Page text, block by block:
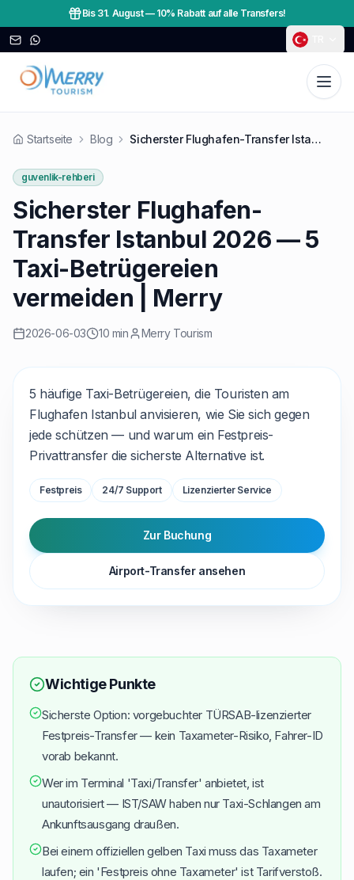
Bis 31. August— 10% Rabatt auf alle Transfers!
Startseite Blog Sicherster Flughafen-Transfer Istanbul 2026 — 5 Taxi-Betrügereien vermeiden | Merry
guvenlik-rehberi
Sicherster Flughafen-
Transfer Istanbul 2026 — 5
Taxi-Betrügereien
vermeiden | Merry
2026-06-03 10 min Merry Tourism
5 häufige Taxi-Betrügereien, die Touristen am
Flughafen Istanbul anvisieren, wie Sie sich gegen
jede schützen — und warum ein Festpreis-
Privattransfer die sicherste Alternative ist.
Festpreis 24/7 Support Lizenzierter Service
Zur Buchung
Airport-Transfer ansehen
Wichtige Punkte
Sicherste Option: vorgebuchter TÜRSAB-lizenzierter
Festpreis-Transfer — kein Taxameter-Risiko, Fahrer-ID
vorab bekannt.
Wer im Terminal 'Taxi/Transfer' anbietet, ist
unautorisiert — IST/SAW haben nur Taxi-Schlangen am
Ankunftsausgang draußen.
Bei einem offiziellen gelben Taxi muss das Taxameter
laufen; ein 'Festpreis ohne Taxameter' ist Tarifverstoß.